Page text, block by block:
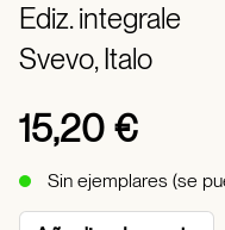
Ediz. integrale
Svevo, Italo
15,20 €
Sin ejemplares (se